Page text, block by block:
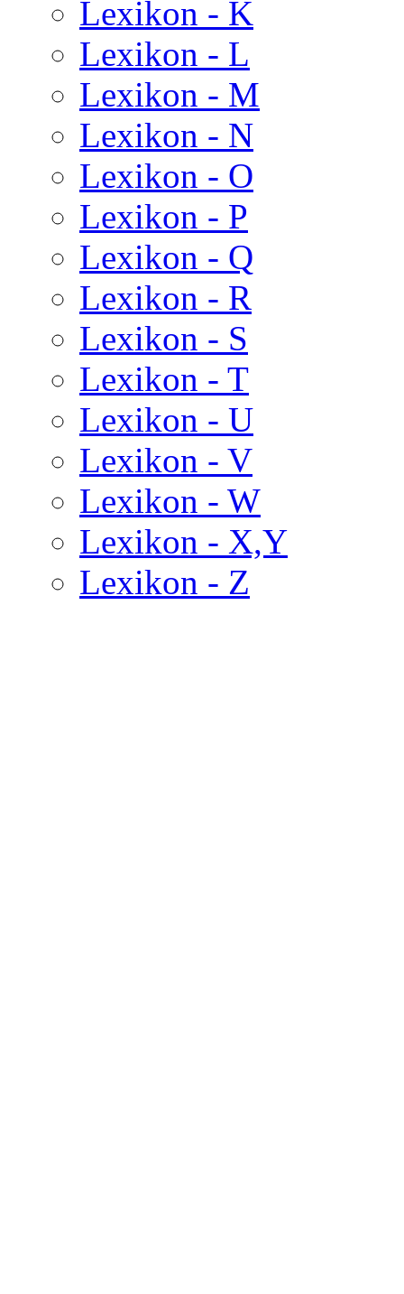
Lexikon - K
Lexikon - L
Lexikon - M
Lexikon - N
Lexikon - O
Lexikon - P
Lexikon - Q
Lexikon - R
Lexikon - S
Lexikon - T
Lexikon - U
Lexikon - V
Lexikon - W
Lexikon - X,Y
Lexikon - Z